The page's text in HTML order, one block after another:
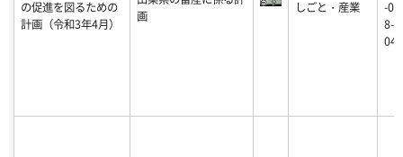
の促進を図るための
計画（令和3年4月）
画
しごと・産業
-0
8-
04